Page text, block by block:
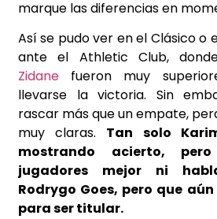
marque las diferencias en
Así se pudo ver en el Clásico o
ante el Athletic Club,
Zidane fueron muy
llevarse la victoria. Sin
rascar más que un empate,
muy claras. Tan solo
mostrando acierto,
jugadores mejor ni
Rodrygo Goes, pero que
para ser titular.